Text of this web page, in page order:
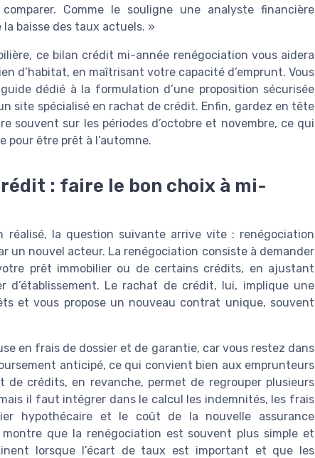
Comme le souligne une analyste financière
baisse des taux actuels. »
ce bilan crédit mi-année renégociation vous aidera
d’habitat, en maîtrisant votre capacité d’emprunt. Vous
dédié à la formulation d’une proposition sécurisée
site spécialisé en rachat de crédit. Enfin, gardez en tête
souvent sur les périodes d’octobre et novembre, ce qui
pour être prêt à l’automne.
: faire le bon choix à mi-
la question suivante arrive vite : renégociation
un nouvel acteur. La renégociation consiste à demander
prêt immobilier ou de certains crédits, en ajustant
d’établissement. Le rachat de crédit, lui, implique une
et vous propose un nouveau contrat unique, souvent
en frais de dossier et de garantie, car vous restez dans
anticipé, ce qui convient bien aux emprunteurs
crédits, en revanche, permet de regrouper plusieurs
il faut intégrer dans le calcul les indemnités, les frais
hypothécaire et le coût de la nouvelle assurance
que la renégociation est souvent plus simple et
lorsque l’écart de taux est important et que les